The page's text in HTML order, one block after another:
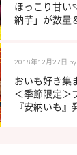
ほっこり甘い
納芋」が数量
2018年12月27日 by
おいも好き集
＜季節限定＞
『安納いも』